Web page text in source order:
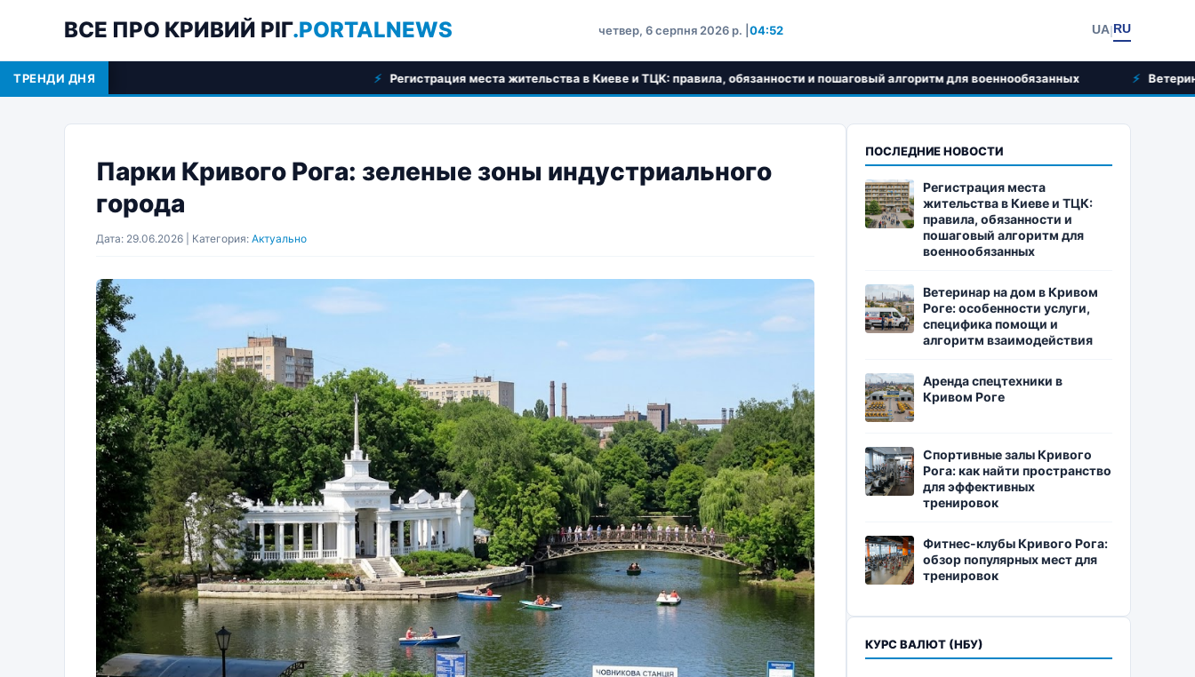
ВСЕ ПРО КРИВИЙ РІГ.PORTALNEWS четвер, 6 серпня 2026 р. | 04:52 UA|RU
ТРЕНДИ ДНЯ Регистрация места жительства в Киеве и ТЦК: правила, обязанности и пошаговый алгоритм для военнообязанных Ветеринар на дом в
Парки Кривого Рога: зеленые зоны индустриального
города
Дата: 29.06.2026 | Категория: Актуально
ПОСЛЕДНИЕ НОВОСТИ
Регистрация места
жительства в Киеве и ТЦК:
правила, обязанности и
пошаговый алгоритм для
военнообязанных
Ветеринар на дом в Кривом
Роге: особенности услуги,
специфика помощи и
алгоритм взаимодействия
Аренда спецтехники в
Кривом Роге
Спортивные залы Кривого
Рога: как найти пространство
для эффективных
тренировок
Фитнес-клубы Кривого Рога:
обзор популярных мест для
тренировок
КУРС ВАЛЮТ (НБУ)